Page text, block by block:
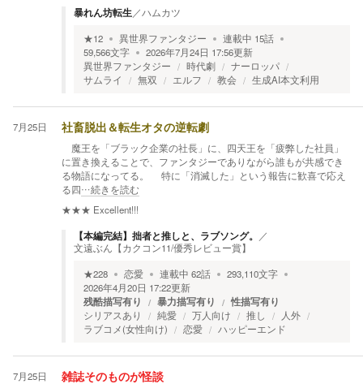
暴れん坊転生／ハムカツ
★12 異世界ファンタジー 連載中 15話
59,566文字 2026年7月24日 17:56更新
異世界ファンタジー
時代劇
ナーロッパ
サムライ
無双 エルフ 教会 生成AI本文利用
7月25日 社畜脱出＆転生オタの逆転劇
魔王を「ブラック企業の社長」に、四天王を「疲弊した社員」
に置き換えることで、ファンタジーでありながら誰もが共感でき
る物語になってる。 特に「消滅した」という報告に歓喜で応え
る四…続きを読む
★★★ Excellent!!!
【本編完結】拙者と推しと、ラブソング。
／
文遠ぶん【カクコン11/優秀レビュー賞】
★228 恋愛 連載中 62話 293,110文字
2026年4月20日 17:22更新
残酷描写有り 暴力描写有り 性描写有り
シリアスあり 純愛 万人向け 推し
人外
ラブコメ(女性向け)
恋愛 ハッピーエンド
7月25日 雑誌そのものが怪談